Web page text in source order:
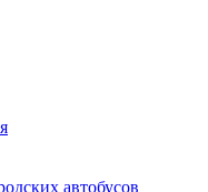
автобусов